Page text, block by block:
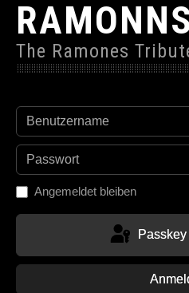
RAMONNS
The Ramones
Benutzername
Passwort
Angemeldet bleiben